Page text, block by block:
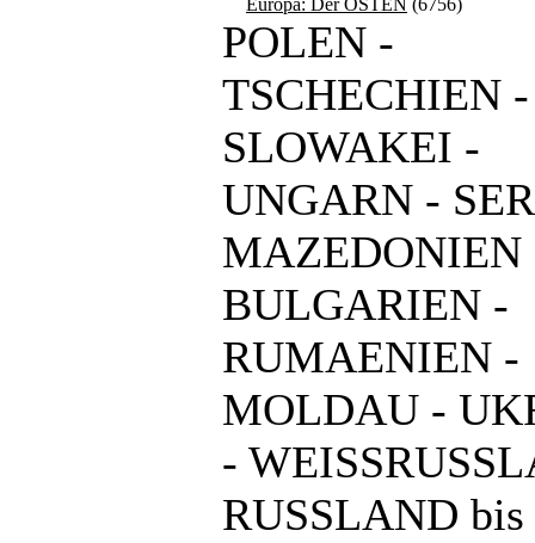
Europa: Der OSTEN (6756)
POLEN -
TSCHECHIEN -
SLOWAKEI -
UNGARN -
MAZEDONIEN
BULGARIEN -
RUMAENIEN -
MOLDAU -
-
RUSSLAND bis